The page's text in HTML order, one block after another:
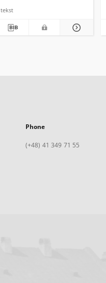
tekst
Phone
(+48) 41 349 71 55